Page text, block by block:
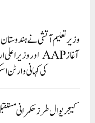
نئی دہلی(پی ایم ڈبلیو
قیادت اور سیاسی اختراع کو
دہلی میں اپنائے گئے گورننس